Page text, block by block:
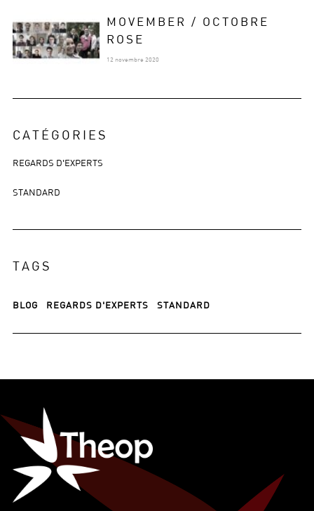
MOVEMBER / OCTOBRE
ROSE
12 novembre 2020
CATÉGORIES
REGARDS D'EXPERTS
STANDARD
TAGS
BLOG REGARDS D'EXPERTS STANDARD